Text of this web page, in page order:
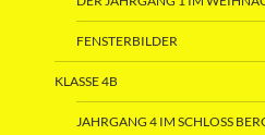
FENSTERBILDER
KLASSE 4B
JAHRGANG 4 IM SCHLOSS